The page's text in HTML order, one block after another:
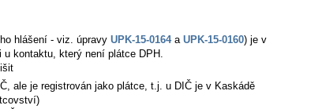
hlášení - viz. úpravy UPK-15-0164a UPK-15-0160) je v
kontaktu, který není plátce DPH.
ale je registrován jako plátce, t.j. u DIČ je v Kaskádě